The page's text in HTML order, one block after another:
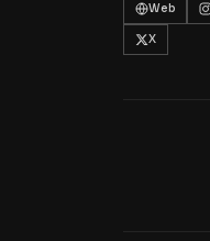
Web
X